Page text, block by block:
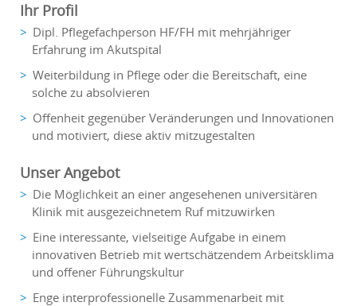
Ihr Profil
Dipl. Pflegefachperson HF/FH mit mehrjähriger
Erfahrung im Akutspital
Weiterbildung in Pflege oder die Bereitschaft, eine
solche zu absolvieren
Offenheit gegenüber Veränderungen und Innovationen
und motiviert, diese aktiv mitzugestalten
Unser Angebot
Die Möglichkeit an einer angesehenen universitären
Klinik mit ausgezeichnetem Ruf mitzuwirken
Eine interessante, vielseitige Aufgabe in einem
innovativen Betrieb mit wertschätzendem Arbeitsklima
und offener Führungskultur
Enge interprofessionelle Zusammenarbeit mit